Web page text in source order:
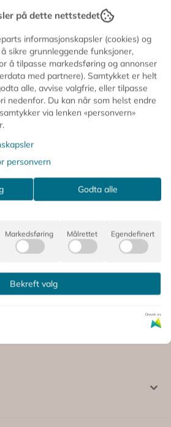
detaljer som setter tonen i
dette til et kunstverk som
undring.
visuell poesi, og som vil
kunstnerisk atmosfære i hjemmet
x 70 cm
ramme
produsert i Danmark
på dette nettstedet
informasjonskapsler (cookies) og
sikre grunnleggende funksjoner,
å tilpasse markedsføring og annonser
med partnere). Samtykket er helt
alle, avvise valgfrie, eller tilpasse
nedenfor. Du kan når som helst endre
via lenken «personvern»
personvern
Godta alle
Markedsføring Målrettet Egendefinert
Bekreft valg
Drevet av